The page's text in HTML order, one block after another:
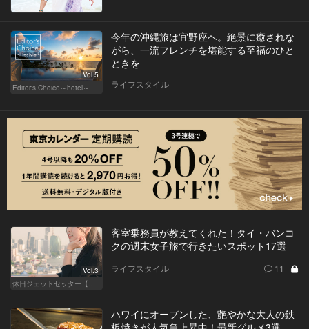
Vol.5
Editor's Choice～hotel～
今年の沖縄旅は宜野座ヘ。絶景に癒されな
がら、一流フレンチを堪能する至福のひと
ときを
ライフスタイル
Vol.3
休日ジェットセッター【厳選スポット編】
客室乗務員が教えてくれた！タイ・バンコ
クの週末女子旅で行きたいスポット17選
ライフスタイル 11
ハワイにオープンした、艶やかな大人の鉄